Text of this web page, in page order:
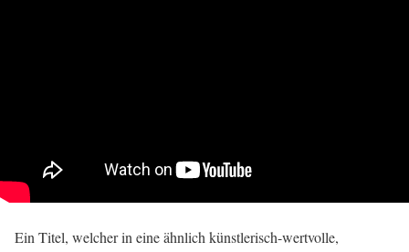
Ein Titel, welcher in eine ähnlich künstlerisch-wertvolle,